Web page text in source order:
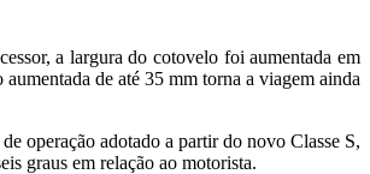
a largura do cotovelo foi aumentada em
de até 35 mm torna a viagem ainda
operação adotado a partir do novo Classe S,
graus em relação ao motorista.